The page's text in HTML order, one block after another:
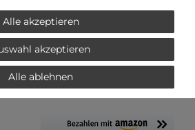
WARENKORB
Alle akzeptieren
akzeptieren
Alle ablehnen